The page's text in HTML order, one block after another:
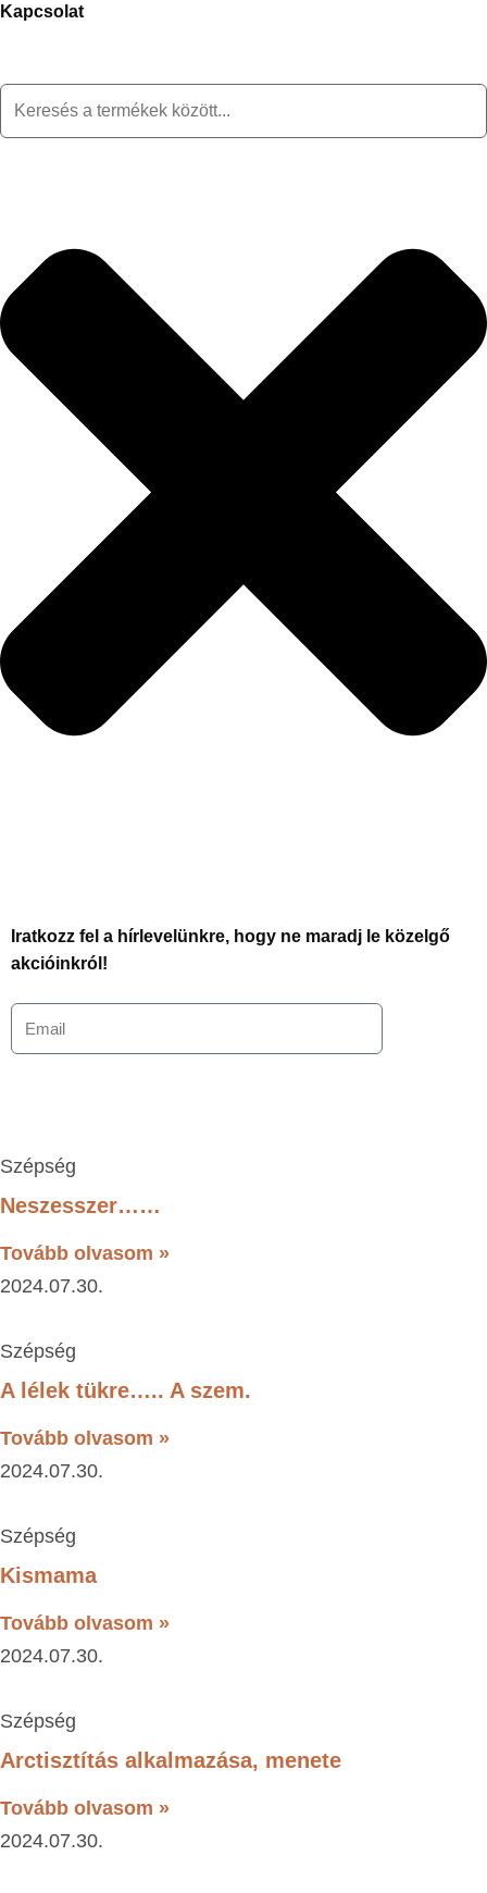
Kapcsolat
Iratkozz fel a hírlevelünkre, hogy ne maradj le közelgő
akcióinkról!
Szépség
Neszesszer……
Tovább olvasom »
2024.07.30.
Szépség
A lélek tükre….. A szem.
Tovább olvasom »
2024.07.30.
Szépség
Kismama
Tovább olvasom »
2024.07.30.
Szépség
Arctisztítás alkalmazása, menete
Tovább olvasom »
2024.07.30.